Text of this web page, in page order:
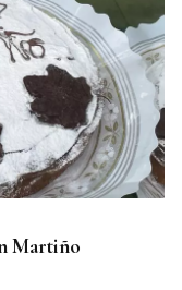
Martiño